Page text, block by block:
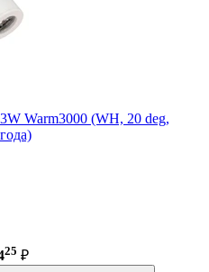
Warm3000 (WH, 20 deg,
25 ₽